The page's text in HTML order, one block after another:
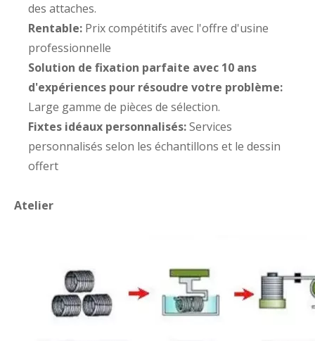
des attaches.
Rentable: Prix ​​compétitifs avec l'offre d'usine
professionnelle
Solution de fixation parfaite avec 10 ans
d'expériences pour résoudre votre problème:
Large gamme de pièces de sélection.
Fixtes idéaux personnalisés:Services
personnalisés selon les échantillons et le dessin
offert
Atelier